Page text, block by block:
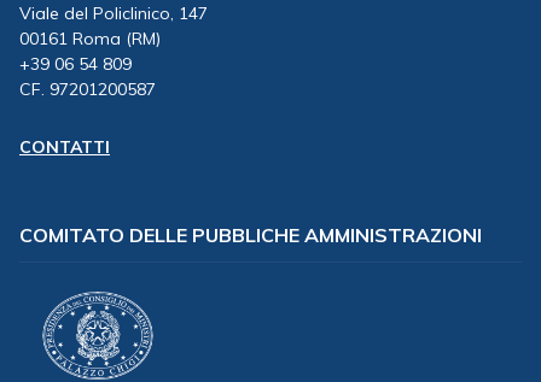
Viale del Policlinico, 147
00161 Roma (RM)
+39 06 54 809
CF. 97201200587
CONTATTI
COMITATO DELLE PUBBLICHE AMMINISTRAZIONI